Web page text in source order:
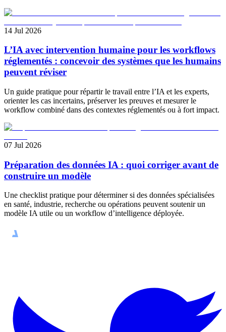
14 Jul 2026
L’IA avec intervention humaine pour les workflows
réglementés : concevoir des systèmes que les humains
peuvent réviser
Un guide pratique pour répartir le travail entre l’IA et les experts,
orienter les cas incertains, préserver les preuves et mesurer le
workflow combiné dans des contextes réglementés ou à fort impact.
07 Jul 2026
Préparation des données IA : quoi corriger avant de
construire un modèle
Une checklist pratique pour déterminer si des données spécialisées
en santé, industrie, recherche ou opérations peuvent soutenir un
modèle IA utile ou un workflow d’intelligence déployée.